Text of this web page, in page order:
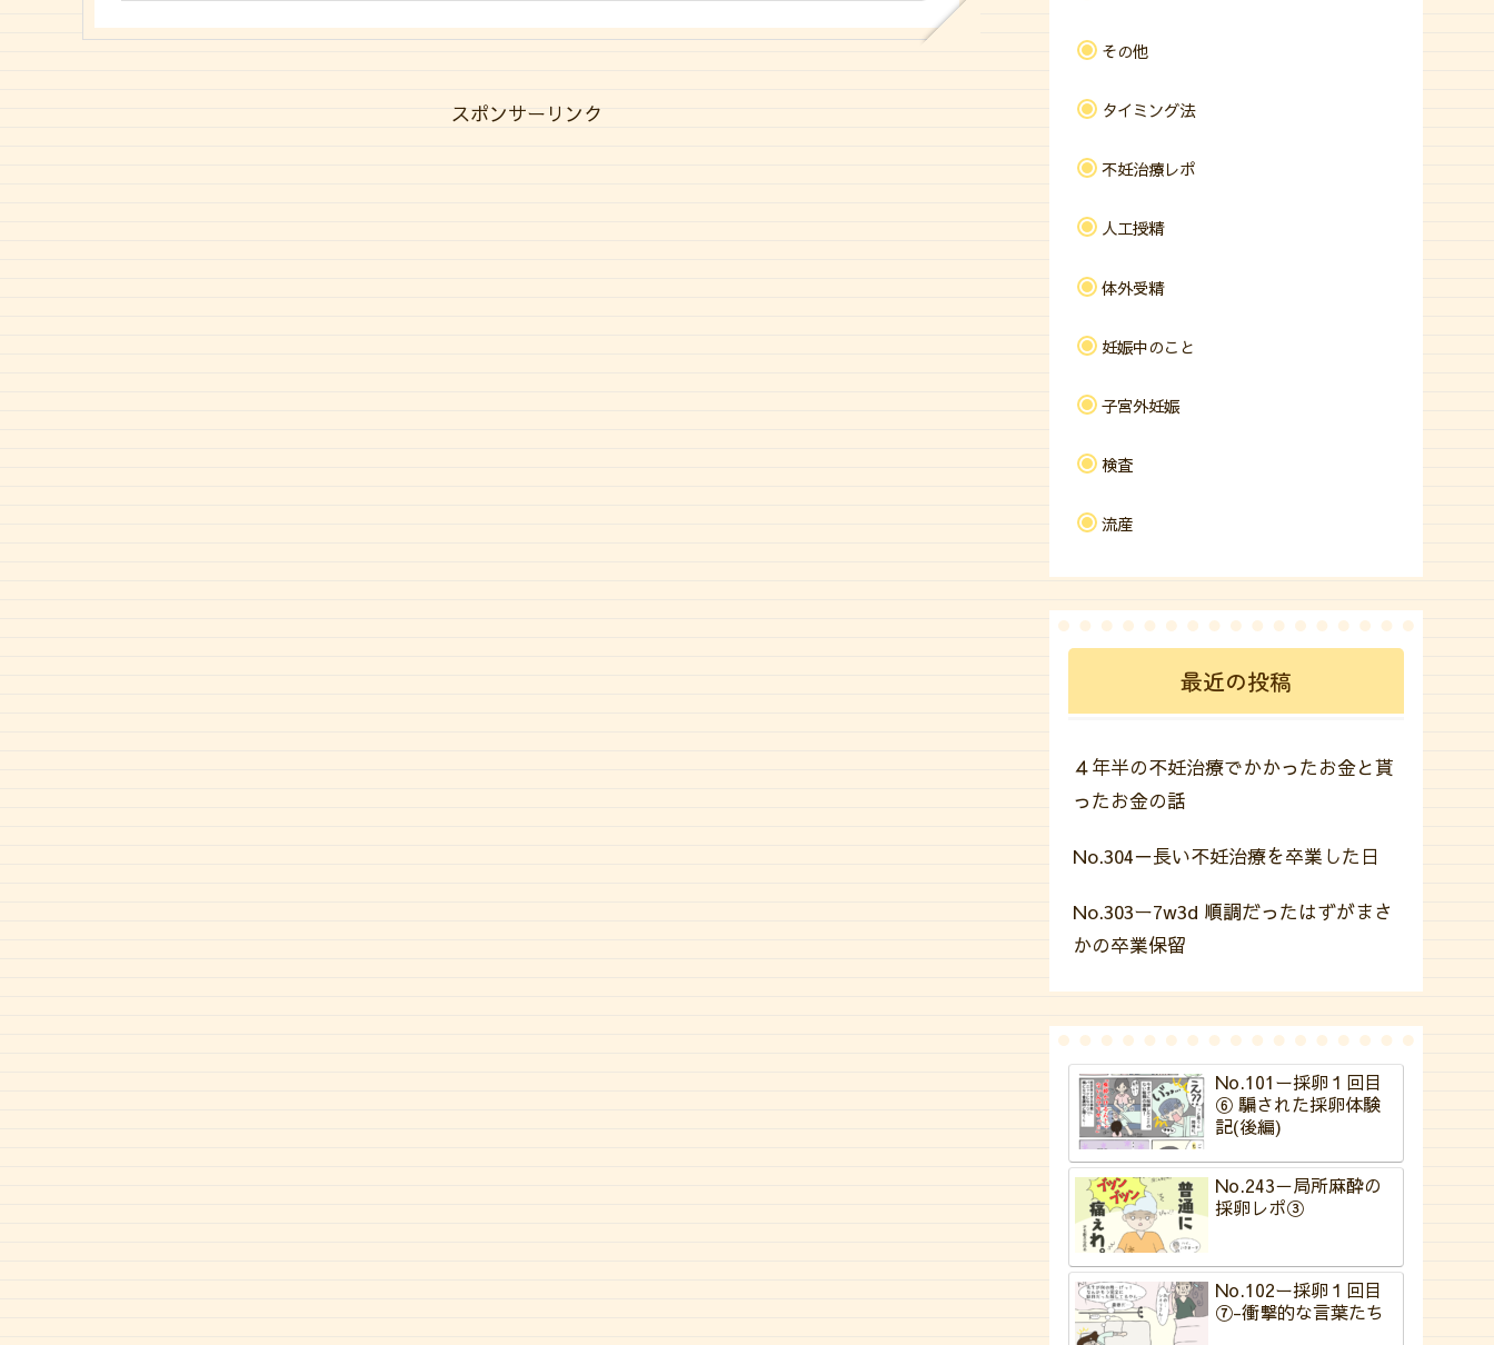
スポンサーリンク
その他
タイミング法
不妊治療レポ
人工授精
体外受精
妊娠中のこと
子宮外妊娠
検査
流産
最近の投稿
４年半の不妊治療でかかったお金と貰
ったお金の話
No.304－長い不妊治療を卒業した日
No.303ー7w3d 順調だったはずがまさ
かの卒業保留
No.101ー採卵１回目
⑥ 騙された採卵体験
記(後編)
No.243－局所麻酔の
採卵レポ③
No.102ー採卵１回目
⑦-衝撃的な言葉たち